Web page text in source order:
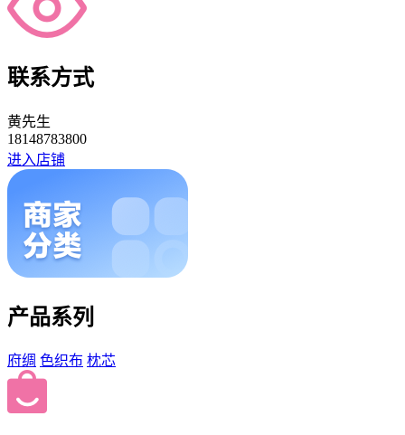
联系方式
黄先生
18148783800
进入店铺
产品系列
府绸 色织布 枕芯